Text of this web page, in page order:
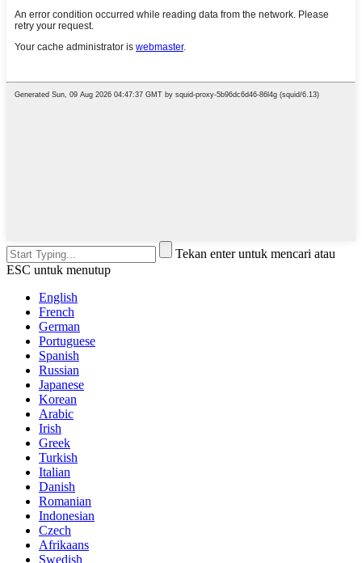
Tekan enter untuk mencari atau
ESC untuk menutup
English
French
German
Portuguese
Spanish
Russian
Japanese
Korean
Arabic
Irish
Greek
Turkish
Italian
Danish
Romanian
Indonesian
Czech
Afrikaans
Swedish